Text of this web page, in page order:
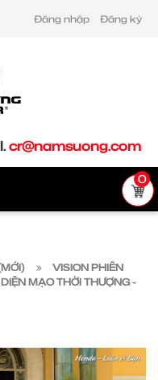
Đăng nhập Đăng ký
cr@namsuong.com
0
VISION PHIÊN
MẠO THỜI THƯỢNG -